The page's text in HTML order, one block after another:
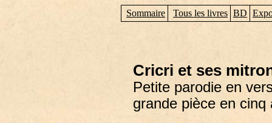
Sommaire Tous les livres BD
Cricri et ses
Petite parodie en
grande pièce en